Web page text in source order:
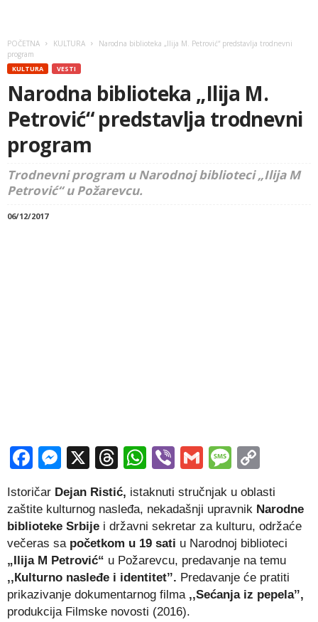
POČETNA KULTURA
Narodna biblioteka „Ilija M. Petrović“ predstavlja trodnevni
program
KULTURA VESTI
Narodna biblioteka „Ilija M.
Petrović“ predstavlja trodnevni
program
Trodnevni program u Narodnoj biblioteci „Ilija M
Petrović“ u Požarevcu.
06/12/2017
Facebook
Messenger
X Threads
WhatsApp
ViberGmail
Istoričar Dejan Ristić, istaknuti stručnjak u oblasti
zaštite kulturnog nasleđa, nekadašnji upravnik Narodne
biblioteke Srbije i državni sekretar za kulturu, održaće
večeras sapočetkom u 19 sati u Narodnoj biblioteci
„Ilija M Petrović“ u Požarevcu, predavanje na temu
,,Кulturno nasleđe i identitetˮ. Predavanje će pratiti
prikazivanje dokumentarnog filma ,,Sećanja iz pepelaˮ,
produkcija Filmske novosti (2016).